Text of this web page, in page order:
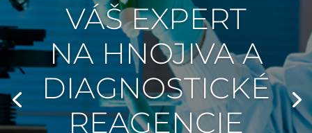
VÁŠ EXPERT
NA HNOJIVA A
DIAGNOSTICKÉ
REAGENCIE